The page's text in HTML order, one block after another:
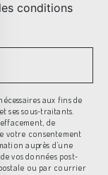
conditions
aux fins de
ses sous-traitants.
de
votre consentement
auprès d’une
vos données post-
ou par courrier